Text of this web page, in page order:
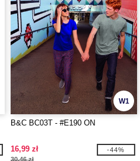
W1
B&C BC03T - #E190 ON
16,99 zł
30,46 zł
-44%